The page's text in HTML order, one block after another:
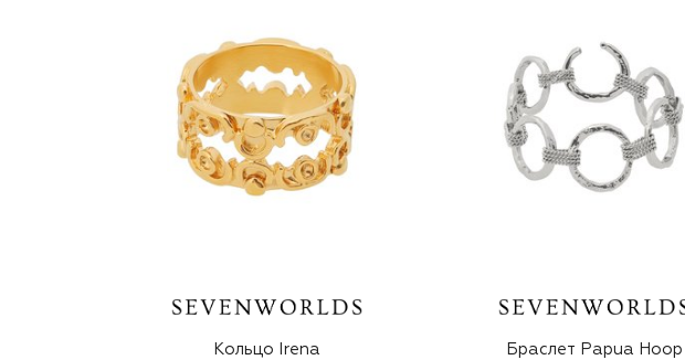
Кольцо Irena
Браслет Papua Hoop